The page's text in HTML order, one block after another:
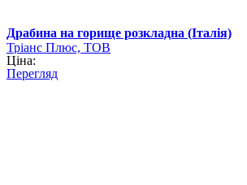
Драбина на горище розкладна (Італія)
Тріанс Плюс, ТОВ
Ціна:
Перегляд